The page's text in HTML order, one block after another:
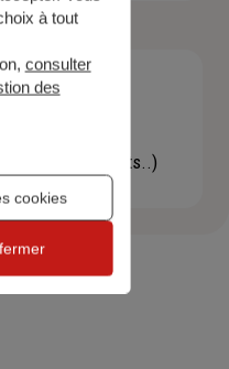
mes contrats..)
à tout
consulter
des
cookies